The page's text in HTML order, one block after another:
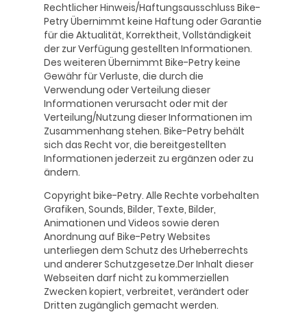
Rechtlicher Hinweis/Haftungsausschluss Bike-
Petry Übernimmt keine Haftung oder Garantie
für die Aktualität, Korrektheit, Vollständigkeit
der zur Verfügung gestellten Informationen.
Des weiteren Übernimmt Bike-Petry keine
Gewähr für Verluste, die durch die
Verwendung oder Verteilung dieser
Informationen verursacht oder mit der
Verteilung/Nutzung dieser Informationen im
Zusammenhang stehen. Bike-Petry behält
sich das Recht vor, die bereitgestellten
Informationen jederzeit zu ergänzen oder zu
ändern.
Copyright bike-Petry. Alle Rechte vorbehalten
Grafiken, Sounds, Bilder, Texte, Bilder,
Animationen und Videos sowie deren
Anordnung auf Bike-Petry Websites
unterliegen dem Schutz des Urheberrechts
und anderer Schutzgesetze.Der Inhalt dieser
Webseiten darf nicht zu kommerziellen
Zwecken kopiert, verbreitet, verändert oder
Dritten zugänglich gemacht werden.